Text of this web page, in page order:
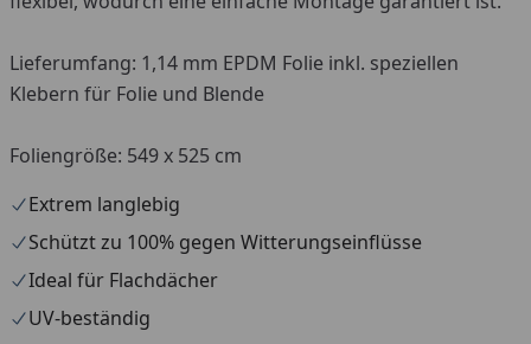
Lieferumfang: 1,14 mm EPDM Folie inkl. speziellen
Klebern für Folie und Blende
Foliengröße: 549 x 525 cm
Extrem langlebig
Schützt zu 100% gegen Witterungseinflüsse
Ideal für Flachdächer
UV-beständig